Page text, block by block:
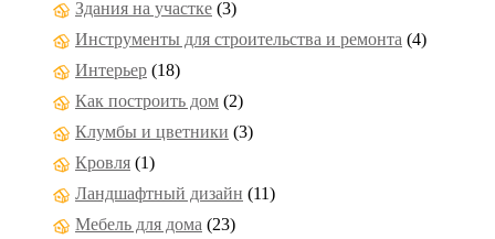
Здания на участке (3)
Инструменты для строительства и ремонта (4)
Интерьер (18)
Как построить дом (2)
Клумбы и цветники (3)
Кровля (1)
Ландшафтный дизайн (11)
Мебель для дома (23)